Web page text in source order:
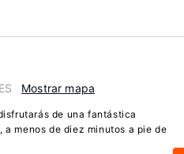
Mostrar mapa
de una fantástica
menos de diez minutos a pie de